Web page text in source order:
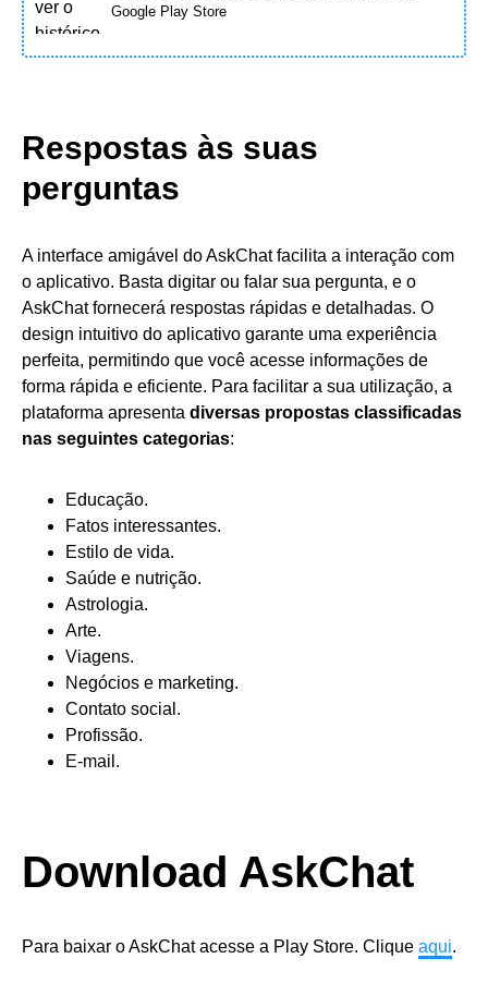
Google Play Store
Respostas às suas
perguntas
A interface amigável do AskChat facilita a interação com
o aplicativo. Basta digitar ou falar sua pergunta, e o
AskChat fornecerá respostas rápidas e detalhadas. O
design intuitivo do aplicativo garante uma experiência
perfeita, permitindo que você acesse informações de
forma rápida e eficiente. Para facilitar a sua utilização, a
plataforma apresenta diversas propostas classificadas
nas seguintes categorias:
Educação.
Fatos interessantes.
Estilo de vida.
Saúde e nutrição.
Astrologia.
Arte.
Viagens.
Negócios e marketing.
Contato social.
Profissão.
E-mail.
Download AskChat
Para baixar o AskChat acesse a Play Store. Clique aqui.